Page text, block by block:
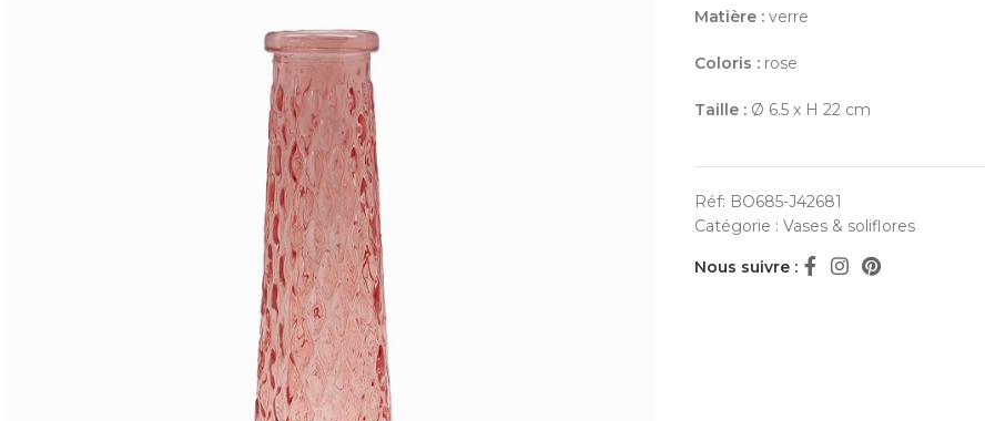
Matière :verre
Coloris :rose
Taille :Ø 6.5 x H 22 cm
Réf: BO685-J42681
Catégorie : Vases & soliflores
Nous suivre :